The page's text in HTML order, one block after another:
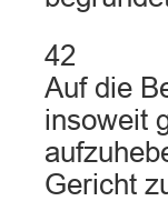
42
Auf die
insoweit
Gericht